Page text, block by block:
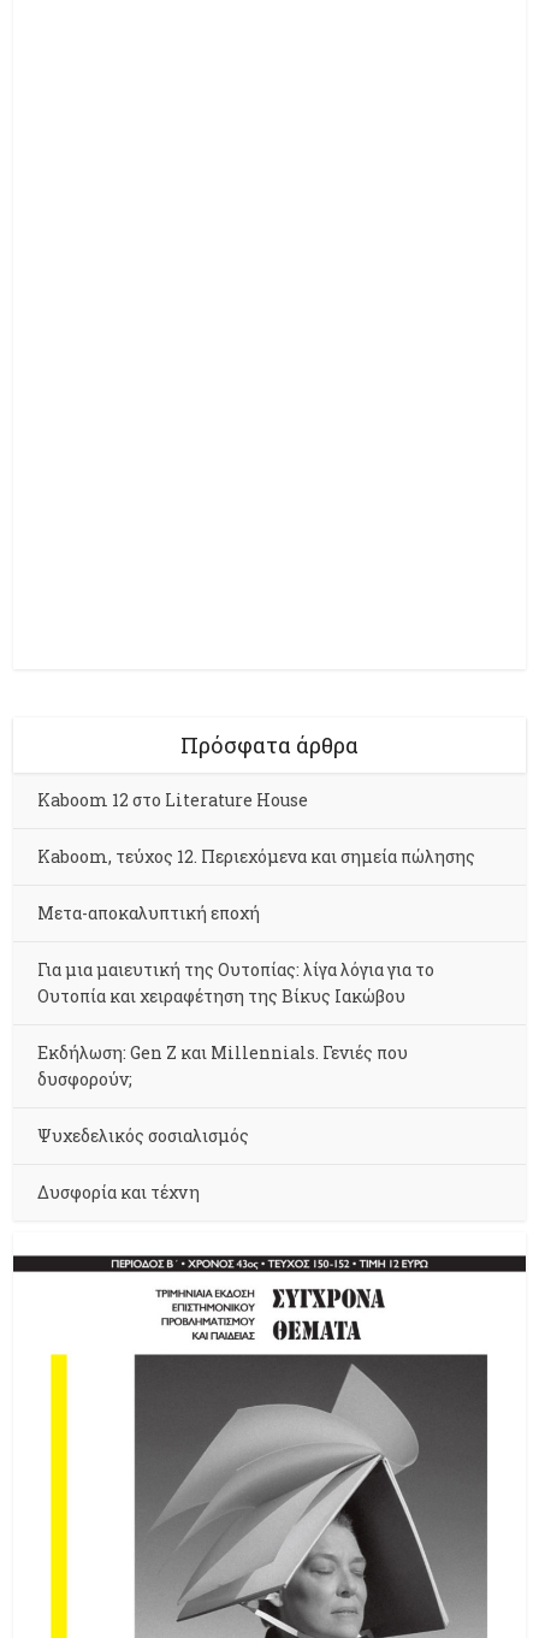
Πρόσφατα άρθρα
Kaboom 12 στο Literature House
Kaboom, τεύχος 12. Περιεχόμενα και σημεία πώλησης
Μετα-αποκαλυπτική εποχή
Για μια μαιευτική της Ουτοπίας: λίγα λόγια για το
Ουτοπία και χειραφέτηση της Βίκυς Ιακώβου
Εκδήλωση: Gen Z και Millennials. Γενιές που
δυσφορούν;
Ψυχεδελικός σοσιαλισμός
Δυσφορία και τέχνη